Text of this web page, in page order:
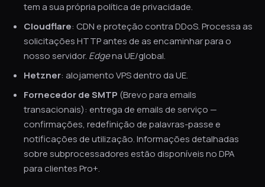
tem a sua própria política de privacidade.
Cloudflare: CDN e proteção contra DDoS. Processa as
solicitações HTTP antes de as encaminhar para o
nosso servidor. Edgena UE/global.
Hetzner: alojamento VPS dentro da UE.
Fornecedor de SMTP (Brevo para emails
transacionais): entrega de emails de serviço —
confirmações, redefinição de palavras-passe e
notificações de utilização. Informações detalhadas
sobre subprocessadores estão disponíveis no DPA
para clientes Pro+.